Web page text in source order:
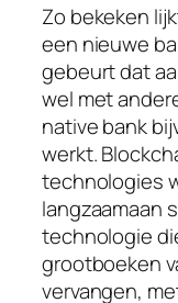
Zo bekeken
een nieuwe
gebeurt dat
wel met
nativebank
werkt.
technologies
langzaamaan
technologie
grootboeken
vervangen,